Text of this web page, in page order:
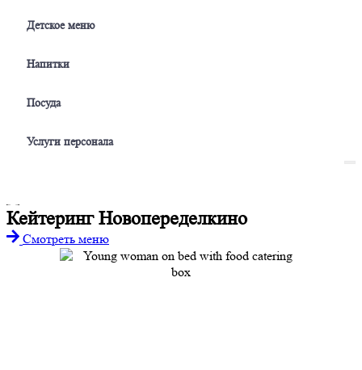
Детское меню
Напитки
Посуда
Услуги персонала
Кейтеринг Новопеределкино
Смотреть меню